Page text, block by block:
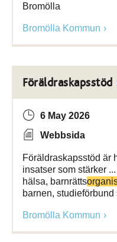
Bromölla
Bromölla Kommun
Föräldraskapsstöd
6 May 2026
Webbsida
Föräldraskapsstöd är
insatser som stärker
hälsa, barnrätts­
barnen, studieförbund
Bromölla Kommun